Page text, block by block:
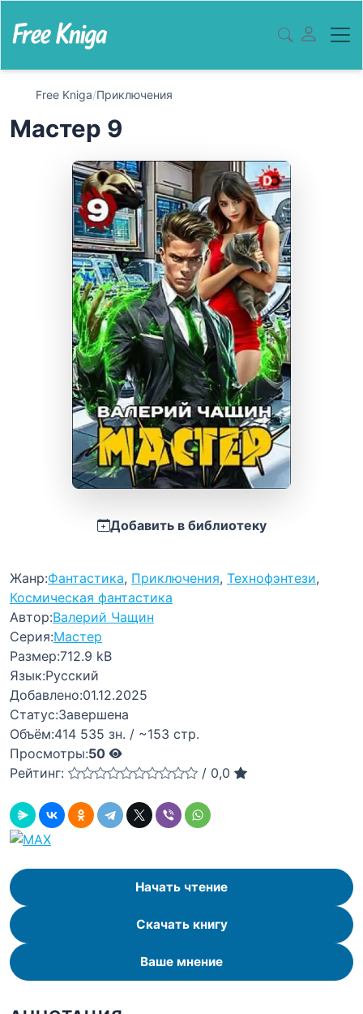
Free Kniga/Приключения
Мастер 9
Добавить в библиотеку
Жанр:Фантастика, Приключения, Технофэнтези,
Космическая фантастика
Автор:Валерий Чащин
Серия:Мастер
Размер:712.9 kB
Язык:Русский
Добавлено:01.12.2025
Статус:Завершена
Объём:414 535 зн. / ~153 стр.
Просмотры:50
Рейтинг:
/ 0,0
Начать чтение
Скачать книгу
Ваше мнение